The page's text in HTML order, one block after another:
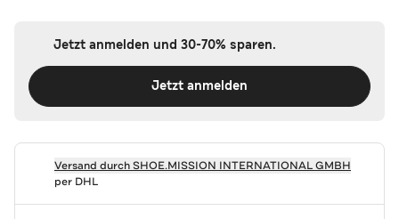
Jetzt anmelden und 30-70% sparen.
Jetzt anmelden
Versand durchSHOE.MISSION INTERNATIONAL GMBH
per DHL